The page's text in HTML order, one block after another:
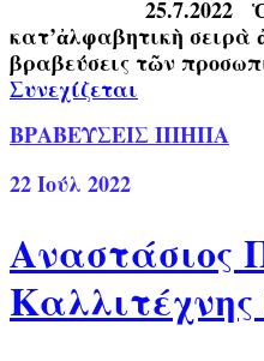
25.7.2022
κατ’ἀλφαβητικὴ σειρὰ
βραβεύσεις τῶν
Συνεχίζεται
ΒΡΑΒΕΥΣΕΙΣ ΙΠΗΠΑ
22Ιούλ 2022
Αναστάσιος